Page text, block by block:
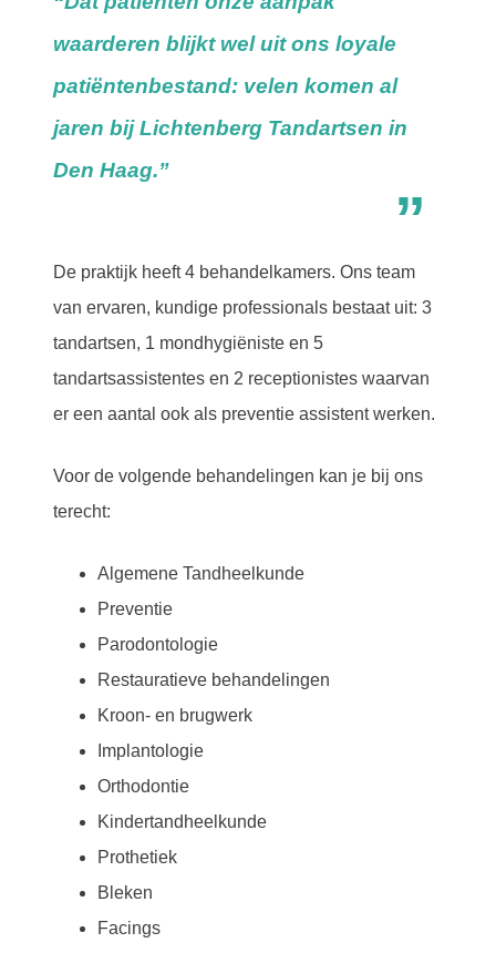
waarderen blijkt wel uit ons loyale
patiëntenbestand: velen komen al
jaren bij Lichtenberg Tandartsen in
Den Haag.”
De praktijk heeft 4 behandelkamers. Ons team
van ervaren, kundige professionals bestaat uit: 3
tandartsen, 1 mondhygiëniste en 5
tandartsassistentes en 2 receptionistes waarvan
er een aantal ook als preventie assistent werken.
Voor de volgende behandelingen kan je bij ons
terecht:
Algemene Tandheelkunde
Preventie
Parodontologie
Restauratieve behandelingen
Kroon- en brugwerk
Implantologie
Orthodontie
Kindertandheelkunde
Prothetiek
Bleken
Facings